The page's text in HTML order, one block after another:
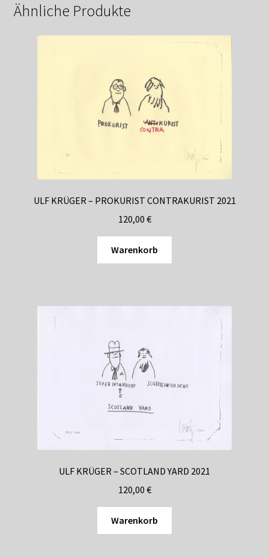
Ähnliche Produkte
ULF KRÜGER – PROKURIST CONTRAKURIST 2021
120,00 €
Warenkorb
ULF KRÜGER – SCOTLAND YARD 2021
120,00 €
Warenkorb